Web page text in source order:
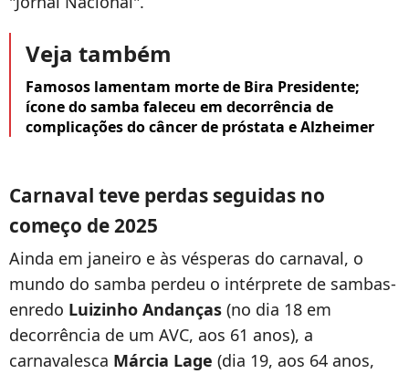
Veja também
Famosos lamentam morte de Bira Presidente;
ícone do samba faleceu em decorrência de
complicações do câncer de próstata e Alzheimer
Carnaval teve perdas seguidas no
começo de 2025
Ainda em janeiro e às vésperas do carnaval, o
mundo do samba perdeu o intérprete de sambas-
enredo Luizinho Andanças (no dia 18 em
decorrência de um AVC, aos 61 anos), a
carnavalesca Márcia Lage (dia 19, aos 64 anos,